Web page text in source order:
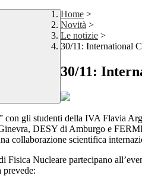
Home >
Novità >
Le notizie >
30/11: International
30/11:
gli studenti della IVA Flavia
DESY di Amburgo e
collaborazione scientifica
Nucleare partecipano
prevede: